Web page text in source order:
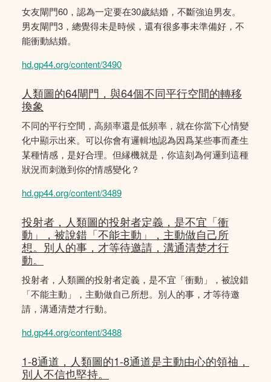
女友閘門60，認為一定要在30歲結婚，不斷強迫男友。
男友閘門3，總覺得未是時候，還有很多事未準備好，不
能衝動結婚。
hd.gp44.org/content/3490
人類圖的64閘門，與64個不同平行空間的轉移
換象
不同的平行空間，高頻率還是低頻率，就在你當下心情變
化中顯示出來。可以你會有邏輯地認為因爲某些事而產生
某種情感，是好合理。但縁機就是，你這刻為何邏到這種
狀況而刺激到你的情感變化？
hd.gp44.org/content/3489
投射者，人類圖的投射者定義，是不宜「衝
動」，被說錯「不能主動」，主動做自己所
想。別人的事，才等待邀請，溝通清楚才行
動。
投射者，人類圖的投射者定義，是不宜「衝動」，被說錯
「不能主動」，主動做自己所想。別人的事，才等待邀
請，溝通清楚才行動。
hd.gp44.org/content/3488
1-8通道，人類圖的1-8通道是主動由心的領䄂，
別人不信也堅持。